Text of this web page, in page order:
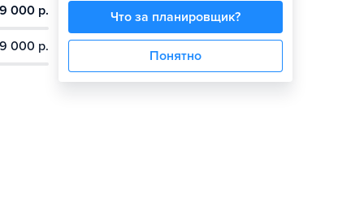
000 р.
000 р.
Что за планировщик?
Понятно